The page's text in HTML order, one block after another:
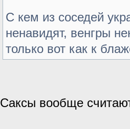
С кем из соседей
ненавидят, венгры
только вот как к
Саксы вообще